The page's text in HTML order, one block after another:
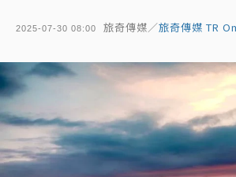
2025-07-30 08:00 旅奇傳媒／旅奇傳媒 TR